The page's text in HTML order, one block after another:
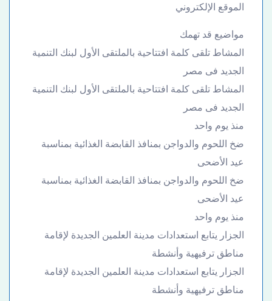
الموقع الإلكتروني
مواضيع قد تهمك
المشاط تلقى كلمة افتتاحية بالملتقى الأول لبنك التنمية
الجديد فى مصر
المشاط تلقى كلمة افتتاحية بالملتقى الأول لبنك التنمية
الجديد فى مصر
منذ يوم واحد
ضخ اللحوم والدواجن بمنافذ القابضة الغذائية بمناسبة
عيد الأضحى
ضخ اللحوم والدواجن بمنافذ القابضة الغذائية بمناسبة
عيد الأضحى
منذ يوم واحد
الجزار يتابع استعدادات مدينة العلمين الجديدة لإقامة
مناطق ترفيهية وأنشطة
الجزار يتابع استعدادات مدينة العلمين الجديدة لإقامة
مناطق ترفيهية وأنشطة